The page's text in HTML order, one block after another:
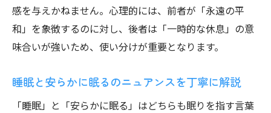
感を与えかねません。心理的には、前者が「永遠の平
和」を象徴するのに対し、後者は「一時的な休息」の意
味合いが強いため、使い分けが重要となります。
睡眠と安らかに眠るのニュアンスを丁寧に解説
「睡眠」と「安らかに眠る」はどちらも眠りを指す言葉